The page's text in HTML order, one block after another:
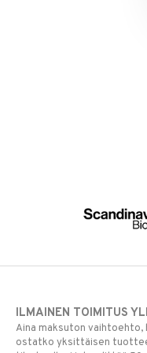
ILMAINEN TOIMITUS
Aina maksuton
ostatko yksittäisen